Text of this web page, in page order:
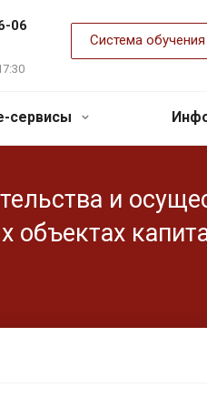
06
Система обучения
сервисы
и
объектах